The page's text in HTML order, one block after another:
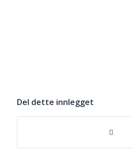
Del dette innlegget